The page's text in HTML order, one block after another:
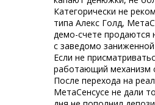
Категорически не
типа Алекс Голд,
демо-счете
с заведомо
Если не
работающий механизм
После перехода на
МетаСенсусе не дали